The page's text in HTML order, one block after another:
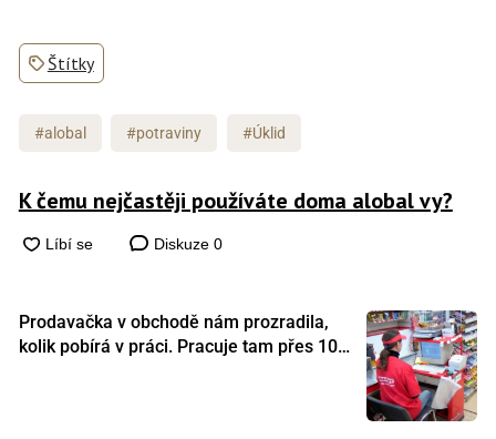
Štítky
#alobal #potraviny #Úklid
K čemu nejčastěji používáte doma alobal vy?
Diskuze 0
Prodavačka v obchodě nám prozradila,
kolik pobírá v práci. Pracuje tam přes 10